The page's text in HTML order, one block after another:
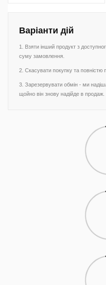
Варіанти дій
1. Взяти інший продукт з
суму замовлення.
2. Скасувати покупку та повністю
3. Зарезервувати обмін - ми
щойно він знову надійде в продаж.